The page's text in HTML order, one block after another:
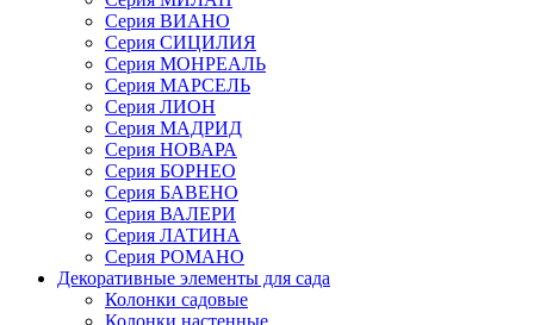
Серия ВИАНО
Серия СИЦИЛИЯ
Серия МОНРЕАЛЬ
Серия МАРСЕЛЬ
Серия ЛИОН
Серия МАДРИД
Серия НОВАРА
Серия БОРНЕО
Серия БАВЕНО
Серия ВАЛЕРИ
Серия ЛАТИНА
Серия РОМАНО
Декоративные элементы для сада
Колонки садовые
Колонки настенные